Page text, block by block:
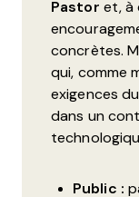
Pastor et, à
concrètes.
qui, comme
exigences
dans un
Public :